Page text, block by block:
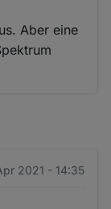
Aber eine
2021 - 14:35